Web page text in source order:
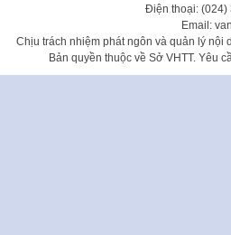
Điện thoại: (024)
Email:
Chịu trách nhiệm phát ngôn và quản lý nội
Bản quyền thuộc về Sở VHTT. Yêu